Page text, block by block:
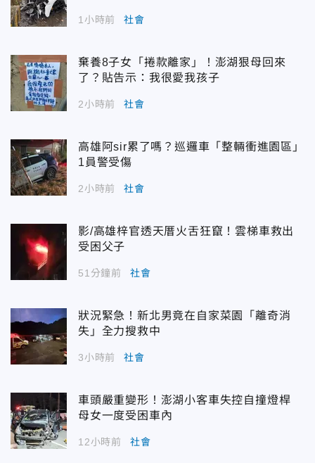
1小時前 社會
棄養8子女「捲款離家」！澎湖狠母回來
了？貼告示：我很愛我孩子
2小時前 社會
高雄阿sir累了嗎？巡邏車「整輛衝進園區」
1員警受傷
2小時前 社會
影/高雄梓官透天厝火舌狂竄！雲梯車救出
受困父子
51分鐘前 社會
狀況緊急！新北男竟在自家菜園「離奇消
失」全力搜救中
3小時前 社會
車頭嚴重變形！澎湖小客車失控自撞燈桿
母女一度受困車內
12小時前 社會